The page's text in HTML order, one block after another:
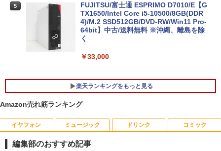
2 インチ キーボード ストーン グレー EP
2-32891
￥25,278
5
FUJITSU/富士通 ESPRIMO D7010/E【G
TX1650/Intel Core i5-10500/8GB(DDR
4)/M.2 SSD512GB/DVD-RW/Win11 Pro-
64bit】中古/送料無料 ※沖縄、離島を除
く
￥33,000
楽天ランキングをもっと見る
1
【マラソンセール期間中ポイント5倍】中
古モニター 19インチ スクエア 液晶ディ
スプレイ VGA / DVI端子 店長おまかせ ケ
1
[新品]はじめての世界名作えほん えほん
のおうち(1～40巻)
Amazon売れ筋ランキング
イヤフォン ミュージック ドリンク コミック
編集部のおすすめ記事